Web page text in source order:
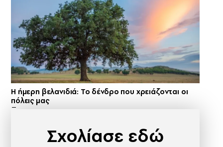
Η ήμερη βελανιδιά: Το δένδρο που χρειάζονται οι
πόλεις μας
Σχολίασε εδώ